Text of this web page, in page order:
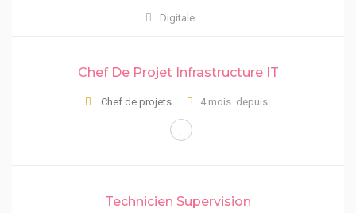
Digitale
Chef De Projet Infrastructure IT
Chef de projets 4 mois depuis
Technicien Supervision